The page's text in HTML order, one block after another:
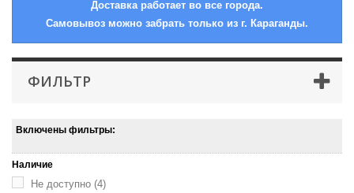
Доставка работает во все города.
Самовывоз можно забрать только из г. Караганды.
ФИЛЬТР
Включены фильтры:
Наличие
Не доступно (4)